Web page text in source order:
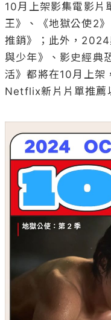
10月上架影集電影片
王》、《地獄公使2
推銷》；此外，
與少年》、影史經典
活》都將在10月上架
Netflix新片片單推薦